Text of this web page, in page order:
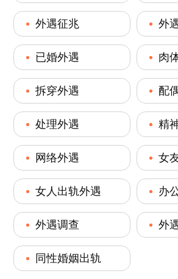
外遇征兆 外
已婚外遇 肉
拆穿外遇 配
处理外遇 精
网络外遇 女
女人出轨外遇 办
外遇调查 外
同性婚姻出轨